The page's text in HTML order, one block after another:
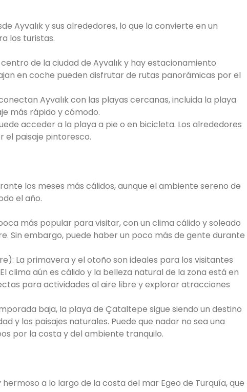
Ayvalık y sus alrededores, lo que la convierte en un
los turistas.
de la ciudad de Ayvalık y hay estacionamiento
en coche pueden disfrutar de rutas panorámicas por el
Ayvalık con las playas cercanas, incluida la playa
más rápido y cómodo.
acceder a la playa a pie o en bicicleta. Los alrededores
el paisaje pintoresco.
los meses más cálidos, aunque el ambiente sereno de
el año.
más popular para visitar, con un clima cálido y soleado
Sin embargo, puede haber un poco más de gente durante
La primavera y el otoño son ideales para los visitantes
clima aún es cálido y la belleza natural de la zona está en
para actividades al aire libre y explorar atracciones
baja, la playa de Çataltepe sigue siendo un destino
y los paisajes naturales. Puede que nadar no sea una
por la costa y del ambiente tranquilo.
a lo largo de la costa del mar Egeo de Turquía, que